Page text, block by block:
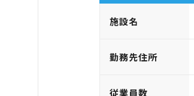
施設名
勤務先住所
従業員数